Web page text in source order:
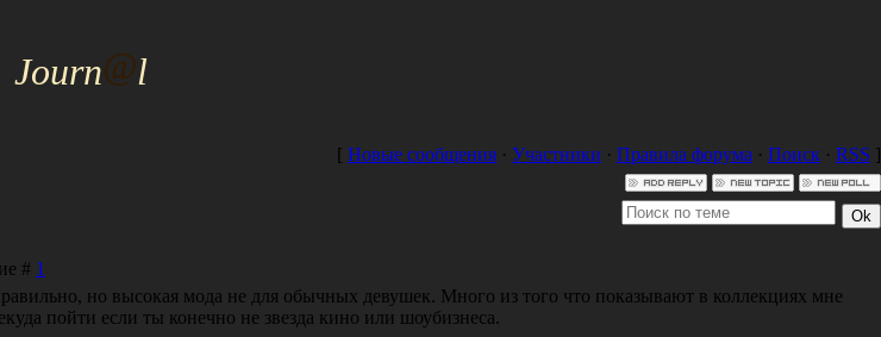
Journ@l
[ Новые сообщения · Участники · Правила форума · Поиск · RSS ]
# 1
но высокая мода не для обычных девушек. Много из того что показывают в коллекциях мне
пойти если ты конечно не звезда кино или шоубизнеса.